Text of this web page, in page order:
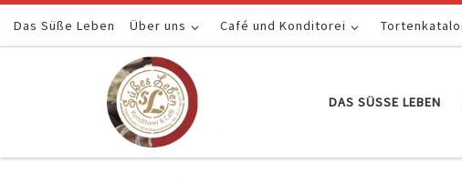
Zum Inhalt springen
Das Süße Leben Über uns Café und Konditorei
DAS SÜSSE LEBEN